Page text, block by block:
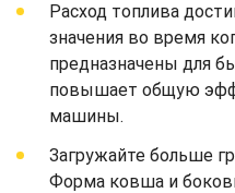
Расход топлива
значения во время
предназначены для
повышает общую
машины.
Загружайте больше
Форма ковша и